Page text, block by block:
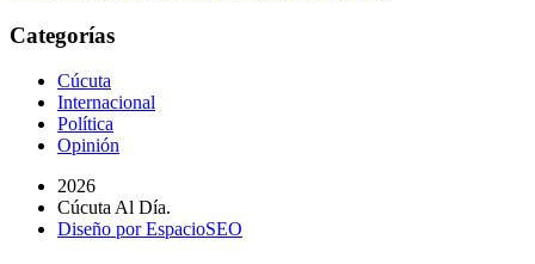
Categorías
Cúcuta
Internacional
Política
Opinión
2026
Cúcuta Al Día.
Diseño por EspacioSEO